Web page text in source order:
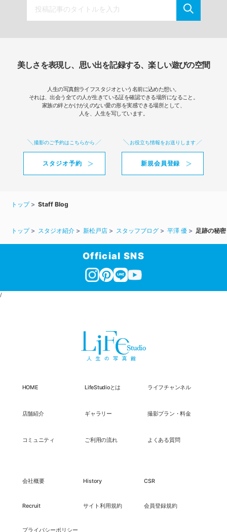
美しさを表現し、思い出を記録する、楽しい遊びの空間
人生の写真館ライフスタジオという名前に込めた想い。
それは、出会う全ての人が生きている証を確認できる場所になること。
家族の絆とかけがえのない愛の形を実感できる場所として、
人を、人生を写しています。
撮影のご予約はこちらから
スタジオ予約
お役立ち情報をお送りします
新規会員登録
トップ Staff Blog
トップ スタジオ紹介 新松戸店 スタッフブログ 平澤 優 足跡の秘密
Official SNS
/
HOME LifeStudioとは ライフチャンネル
店舗紹介 ギャラリー 撮影プラン・料金
コミュニティ ご利用の流れ よくある質問
会社概要 History CSR
Recruit サイト利用規約 会員登録規約
プライバシーポリシー